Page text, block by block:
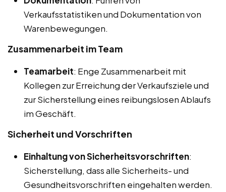
Verkaufsstatistiken und Dokumentation von
Warenbewegungen.
Zusammenarbeit im Team
Teamarbeit: Enge Zusammenarbeit mit
Kollegen zur Erreichung der Verkaufsziele und
zur Sicherstellung eines reibungslosen Ablaufs
im Geschäft.
Sicherheit und Vorschriften
Einhaltung von Sicherheitsvorschriften:
Sicherstellung, dass alle Sicherheits- und
Gesundheitsvorschriften eingehalten werden.